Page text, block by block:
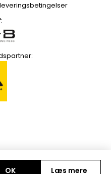
OK Læs mere